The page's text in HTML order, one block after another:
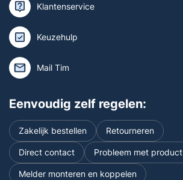
Klantenservice
Keuzehulp
Mail Tim
Eenvoudig zelf regelen:
Zakelijk bestellen Retourneren
Direct contact Probleem met product
Melder monteren en koppelen